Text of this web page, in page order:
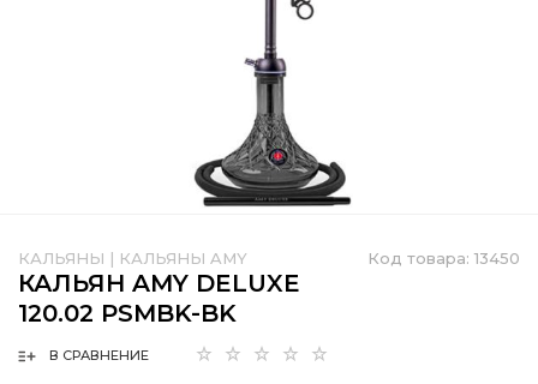
Код товара: 13450
КАЛЬЯНЫ | КАЛЬЯНЫ AMY
КАЛЬЯН AMY DELUXE
120.02 PSMBK-BK
В СРАВНЕНИЕ